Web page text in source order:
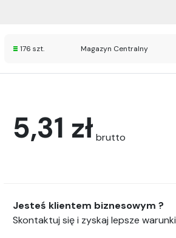
5,31 zł brutto
Jesteś klientem biznesowym ?
Skontaktuj się i zyskaj lepsze warunki
176 szt. Magazyn Centralny